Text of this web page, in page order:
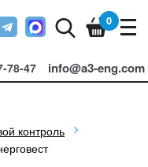
78-47 info@a3-eng.com
0
контроль